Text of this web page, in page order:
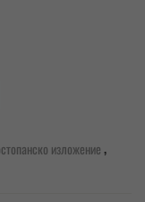
изложение,